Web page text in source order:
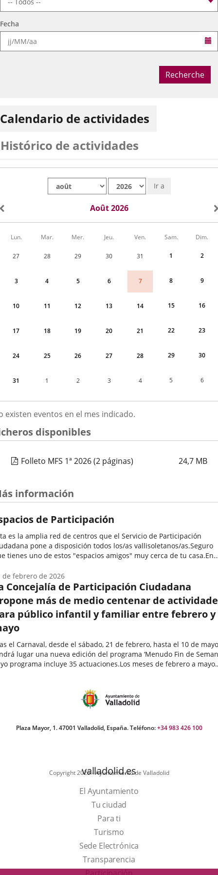
Fecha
Recherche
Calendario de actividades
Histórico de actividades
Ir a
Août 2026
Calendario
correspondiente
Lun. Mar. Mer. Jeu. Ven. Sam. Dim.
27 28 29 30 31 1 2
3 4 5 6 7 8 9
10 11 12 13 14 15 16
17 18 19 20 21 22 23
24 25 26 27 28 29 30
31 1 2 3 4 5 6
existen eventos en el mes indicado.
disponibles
Folleto MFS 1ª 2026 24,7 MB
(2 páginas)
información
de Participación
es la amplia red de centros que el Servicio de Participación
pone a disposición todos los/as vallisoletanos/as.Seguro
tienes uno de estos "espacios amigos" muy cerca de tu casa.En
Concejalía de Participación Ciudadana
más de medio centenar de
público infantil y familiar entre febrero y
el Carnaval, desde el sábado, 21 de febrero, hasta el 10 de
lugar una nueva edición del programa ‘Menudo Fin de
programa incluye 35 actuaciones.Los meses de febrero a mayo
de febrero de 2026
Plaza Mayor, 1. 47001 Valladolid, España. Teléfono:+34 983 426 100
Copyright 2025 - Ayuntamiento de Valladolid
valladolid.es
El Ayuntamiento
Tu ciudad
Para ti
TurismoEste
enlace
se
Sede Electrónica
Transparencia